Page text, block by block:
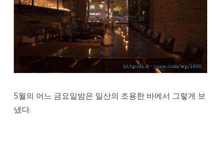
5월의 어느 금요일밤은 일산의 조용한 바에서 그렇게 보
냈다.